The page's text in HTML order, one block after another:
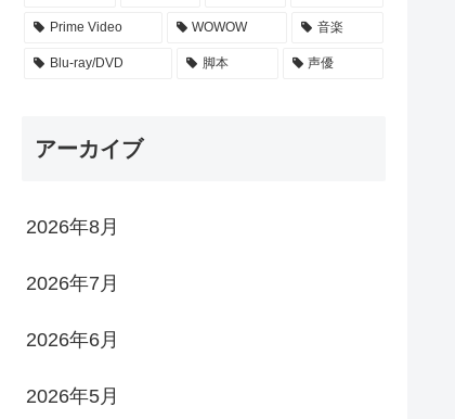
Prime Video WOWOW 音楽
Blu-ray/DVD 脚本 声優
アーカイブ
2026年8月
2026年7月
2026年6月
2026年5月